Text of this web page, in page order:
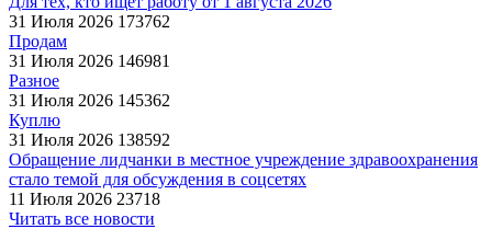
31 Июля 2026 173762
Продам
31 Июля 2026 146981
Разное
31 Июля 2026 145362
Куплю
31 Июля 2026 138592
Обращение лидчанки в местное учреждение здравоохранения
стало темой для обсуждения в соцсетях
11 Июля 2026 23718
Читать все новости